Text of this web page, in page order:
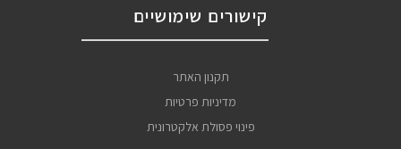
קישורים שימושיים
תקנון האתר
מדיניות פרטיות
פינוי פסולת אלקטרונית